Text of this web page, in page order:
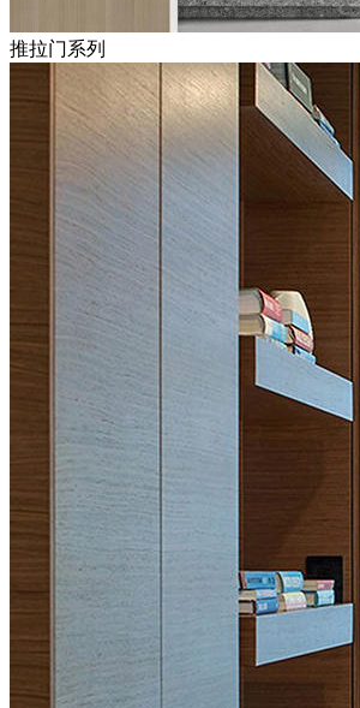
推拉门系列